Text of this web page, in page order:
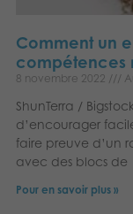
Comment un
compétences
8 novembre 2022
ShunTerra /
d’encourager
faire preuve d’un
avec des blocs de
Pour en savoir plus »